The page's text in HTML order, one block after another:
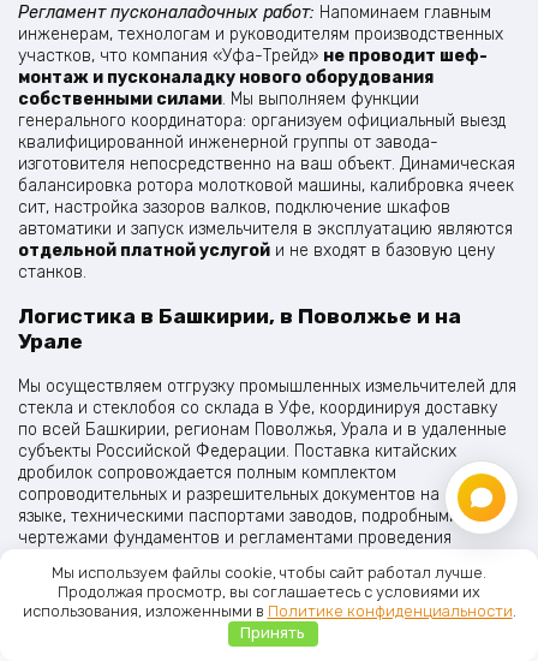
Регламент пусконаладочных работ: Напоминаем главным
инженерам, технологам и руководителям производственных
участков, что компания «Уфа-Трейд» не проводит шеф-
монтаж и пусконаладку нового оборудования
собственными силами. Мы выполняем функции
генерального координатора: организуем официальный выезд
квалифицированной инженерной группы от завода-
изготовителя непосредственно на ваш объект. Динамическая
балансировка ротора молотковой машины, калибровка ячеек
сит, настройка зазоров валков, подключение шкафов
автоматики и запуск измельчителя в эксплуатацию являются
отдельной платной услугой и не входят в базовую цену
станков.
Логистика в Башкирии, в Поволжье и на
Урале
Мы осуществляем отгрузку промышленных измельчителей для
стекла и стеклобоя со склада в Уфе, координируя доставку
по всей Башкирии, регионам Поволжья, Урала и в удаленные
субъекты Российской Федерации. Поставка китайских
дробилок сопровождается полным комплектом
сопроводительных и разрешительных документов на русском
языке, техническими паспортами заводов, подробными
чертежами фундаментов и регламентами проведения
эксплуатирующих служб предприятия.
Часто задаваемые вопросы по
эксплуатации дробилок для стекла
Мы используем файлы cookie, чтобы сайт работал лучше.
Продолжая просмотр, вы соглашаетесь с условиями их
использования, изложенными в Политике конфиденциальности
Принять